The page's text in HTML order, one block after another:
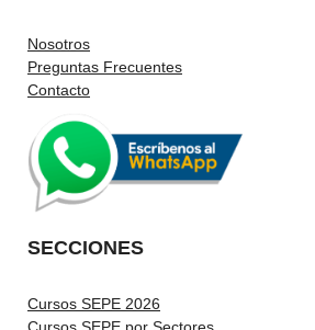
Nosotros
Preguntas Frecuentes
Contacto
SECCIONES
Cursos SEPE 2026